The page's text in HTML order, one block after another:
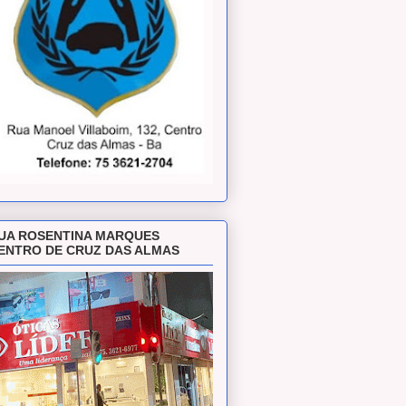
ROSENTINA MARQUES
DE CRUZ DAS ALMAS